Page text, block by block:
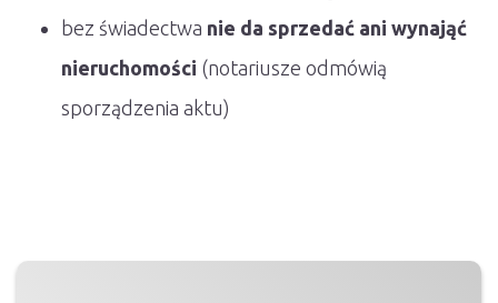
bez świadectwa nie da sprzedać ani wynająć
nieruchomości (notariusze odmówią
sporządzenia aktu)